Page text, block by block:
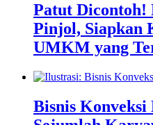
Patut Dicontoh!
Pinjol, Siapkan
UMKM yang
Bisnis